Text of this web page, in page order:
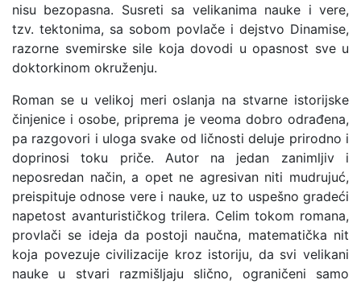
nisu bezopasna. Susreti sa velikanima nauke i vere,
tzv. tektonima, sa sobom povlače i dejstvo Dinamise,
razorne svemirske sile koja dovodi u opasnost sve u
doktorkinom okruženju.
Roman se u velikoj meri oslanja na stvarne istorijske
činjenice i osobe, priprema je veoma dobro odrađena,
pa razgovori i uloga svake od ličnosti deluje prirodno i
doprinosi toku priče. Autor na jedan zanimljiv i
neposredan način, a opet ne agresivan niti mudrujuć,
preispituje odnose vere i nauke, uz to uspešno gradeći
napetost avanturističkog trilera. Celim tokom romana,
provlači se ideja da postoji naučna, matematička nit
koja povezuje civilizacije kroz istoriju, da svi velikani
nauke u stvari razmišljaju slično, ograničeni samo